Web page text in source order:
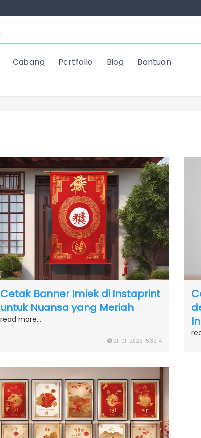
Cabang Portfolio Blog
Bantuan
Cetak Banner Imlek di Instaprint
untuk Nuansa yang Meriah
read more...
21-01-2025 15:39:14